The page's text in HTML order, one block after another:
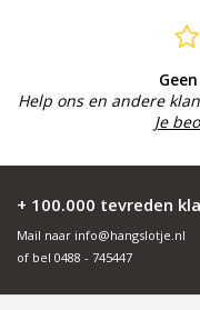
Help ons en andere
Je
+ 100.000 tevreden
Mail naar info@hangslotje.nl
of bel 0488 - 745447